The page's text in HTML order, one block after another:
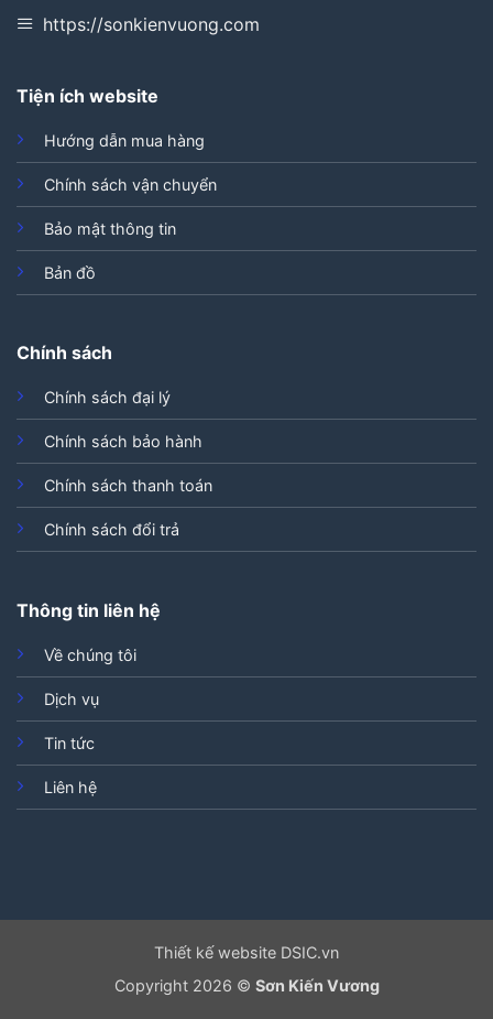
https://sonkienvuong.com
Tiện ích website
Hướng dẫn mua hàng
Chính sách vận chuyển
Bảo mật thông tin
Bản đồ
Chính sách
Chính sách đại lý
Chính sách bảo hành
Chính sách thanh toán
Chính sách đổi trả
Thông tin liên hệ
Về chúng tôi
Dịch vụ
Tin tức
Liên hệ
Thiết kế website DSIC.vn
Copyright 2026 © Sơn Kiến Vương